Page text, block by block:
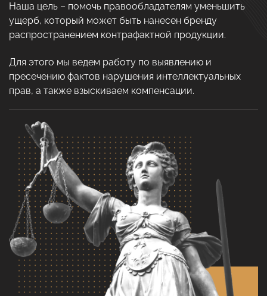
Наша цель – помочь правообладателям уменьшить
ущерб, который может быть нанесен бренду
распространением контрафактной продукции.
Для этого мы ведем работу по выявлению и
пресечению фактов нарушения интеллектуальных
прав, а также взыскиваем компенсации.